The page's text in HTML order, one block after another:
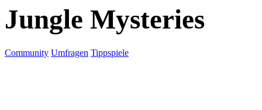
Jungle Mysteries
Community Umfragen Tippspiele